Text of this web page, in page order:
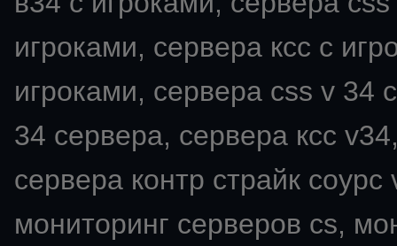
игроками, сервера ксс с
игроками, сервера css v 34
34 сервера, сервера ксс
сервера контр страйк
мониторинг серверов cs,